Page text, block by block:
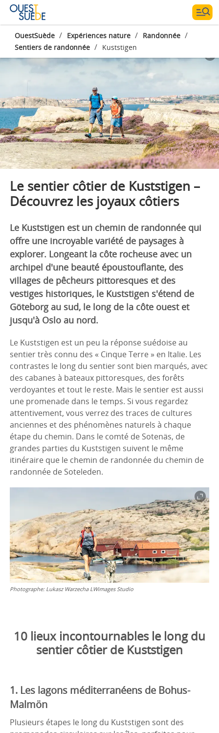
OuestSuède / Expériences nature / Randonnée /
Sentiers de randonnée / Kuststigen
Le sentier côtier de Kuststigen –
Découvrez les joyaux côtiers
Le Kuststigen est un chemin de randonnée qui
offre une incroyable variété de paysages à
explorer. Longeant la côte rocheuse avec un
archipel d'une beauté époustouflante, des
villages de pêcheurs pittoresques et des
vestiges historiques, le Kuststigen s'étend de
Göteborg au sud, le long de la côte ouest et
jusqu'à Oslo au nord.
Le Kuststigen est un peu la réponse suédoise au
sentier très connu des « Cinque Terre » en Italie. Les
contrastes le long du sentier sont bien marqués, avec
des cabanes à bateaux pittoresques, des forêts
verdoyantes et tout le reste. Mais le sentier est aussi
une promenade dans le temps. Si vous regardez
attentivement, vous verrez des traces de cultures
anciennes et des phénomènes naturels à chaque
étape du chemin. Dans le comté de Sotenäs, de
grandes parties du Kuststigen suivent le même
itinéraire que le chemin de randonnée du chemin de
randonnée de Soteleden.
Photographe: Lukasz Warzecha LWimages Studio
10 lieux incontournables le long du
sentier côtier de Kuststigen
1. Les lagons méditerranéens de Bohus-
Malmön
Plusieurs étapes le long du Kuststigen sont des